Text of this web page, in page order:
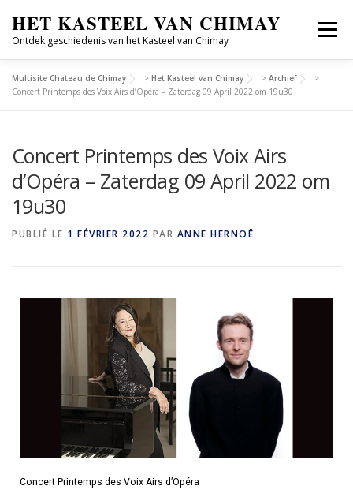
HET KASTEEL VAN CHIMAY
Ontdek geschiedenis van het Kasteel van Chimay
Menu
ONTDEKKEN GROEPSBEZOEKEN
CULTUREEL SEIZOEN GESCHIEDENIS
Multisite Chateau de Chimay > Het Kasteel van Chimay > Archief
>
Concert Printemps des Voix Airs d’Opéra – Zaterdag 09 April 2022 om 19u30
Concert Printemps des Voix Airs
d’Opéra – Zaterdag 09 April 2022 om
19u30
PUBLIÉ LE 1 FÉVRIER 2022 PAR ANNE HERNOË
Concert Printemps des Voix Airs d’Opéra